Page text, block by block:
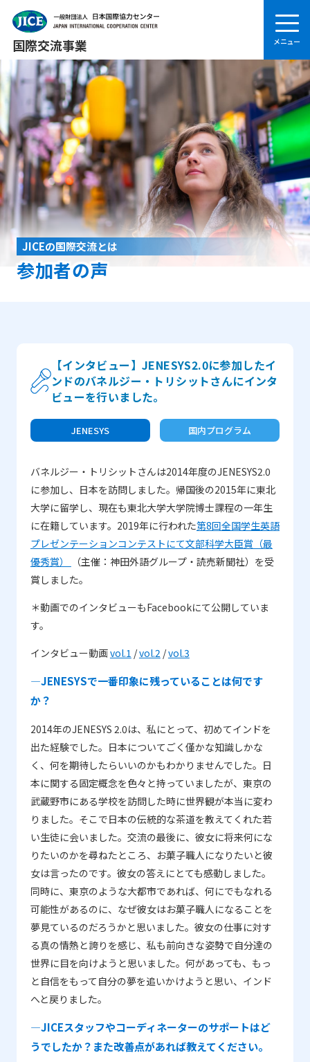
国際交流事業
JICEの国際交流とは
参加者の声
【インタビュー】JENESYS2.0に参加したイ
ンドのバネルジー・トリシットさんにインタ
ビューを行いました。
JENESYS 国内プログラム
バネルジー・トリシットさんは2014年度のJENESYS2.0
に参加し、日本を訪問しました。帰国後の2015年に東北
大学に留学し、現在も東北大学大学院博士課程の一年生
に在籍しています。2019年に行われた第8回全国学生英語
プレゼンテーションコンテストにて文部科学大臣賞（最
優秀賞）
（主催：神田外語グループ・読売新聞社）を受
賞しました。
＊動画でのインタビューもFacebookにて公開していま
す。
インタビュー動画vol.1 /vol.2 /vol.3
―JENESYSで一番印象に残っていることは何です
か？
2014年のJENESYS 2.0は、私にとって、初めてインドを
出た経験でした。日本についてごく僅かな知識しかな
く、何を期待したらいいのかもわかりませんでした。日
本に関する固定概念を色々と持っていましたが、東京の
武蔵野市にある学校を訪問した時に世界観が本当に変わ
りました。そこで日本の伝統的な茶道を教えてくれた若
い生徒に会いました。交流の最後に、彼女に将来何にな
りたいのかを尋ねたところ、お菓子職人になりたいと彼
女は言ったのです。彼女の答えにとても感動しました。
同時に、東京のような大都市であれば、何にでもなれる
可能性があるのに、なぜ彼女はお菓子職人になることを
夢見ているのだろうかと思いました。彼女の仕事に対す
る真の情熱と誇りを感じ、私も前向きな姿勢で自分達の
世界に目を向けようと思いました。何があっても、もっ
と自信をもって自分の夢を追いかけようと思い、インド
へと戻りました。
―JICEスタッフやコーディネーターのサポートはど
うでしたか？また改善点があれば教えてください。